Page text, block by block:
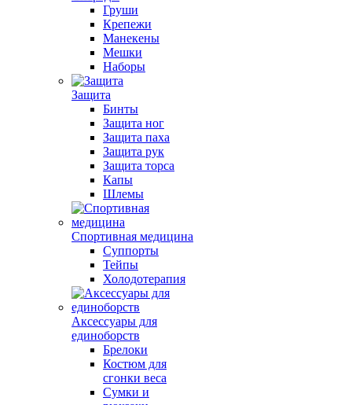
Груши
Крепежи
Манекены
Мешки
Наборы
Защита
Бинты
Защита ног
Защита паха
Защита рук
Защита торса
Капы
Шлемы
Спортивная медицина
Суппорты
Тейпы
Холодотерапия
Аксессуары для
единоборств
Брелоки
Костюм для
сгонки веса
Сумки и